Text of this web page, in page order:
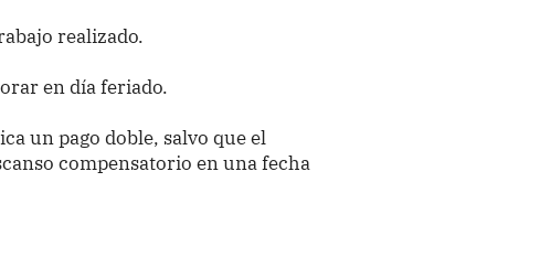
realizado.
en día feriado.
un pago doble, salvo que el
compensatorio en una fecha